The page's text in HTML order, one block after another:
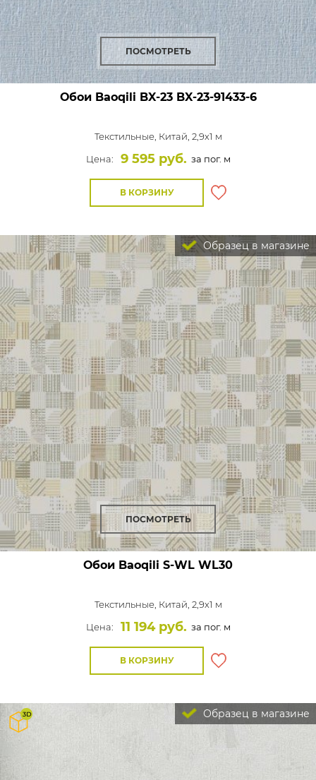
ПОСМОТРЕТЬ
Обои Baoqili BX-23BX-23-91433-6
Текстильные, Китай, 2,9x1 м
Цена:
9 595 руб. за пог. м
В КОРЗИНУ
Образец в магазине
ПОСМОТРЕТЬ
Обои Baoqili S-WL WL30
Текстильные, Китай, 2,9x1 м
Цена:
11 194 руб. за пог. м
В КОРЗИНУ
Образец в магазине